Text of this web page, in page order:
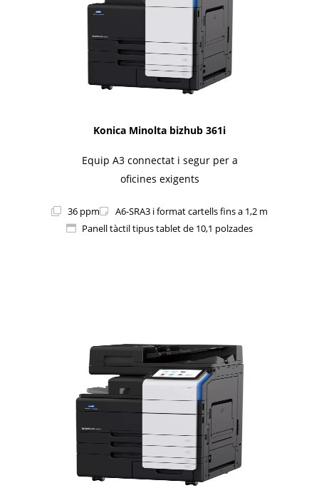
Konica Minolta bizhub 361i
Equip A3 connectat i segur per a
oficines exigents
36 ppm
A6-SRA3 i format cartells fins a 1,2 m
Panell tàctil tipus tablet de 10,1 polzades